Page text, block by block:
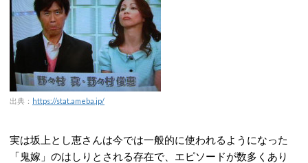
出典： https://stat.ameba.jp/
実は坂上とし恵さんは今では一般的に使われるようになった
「鬼嫁」のはしりとされる存在で、エピソードが数多くあり